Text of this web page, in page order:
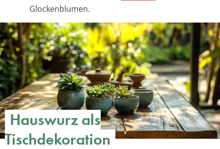
Glockenblumen.
Hauswurz als
Tischdekoration